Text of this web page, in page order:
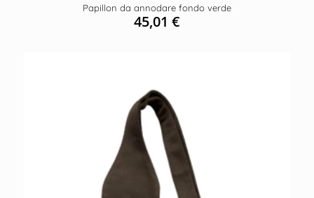
Papillon da annodare fondo verde
45,01€